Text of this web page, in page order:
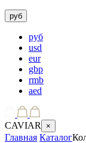
руб
руб
usd
eur
gbp
rmb
aed
CAVIAR ×
Главная Каталог